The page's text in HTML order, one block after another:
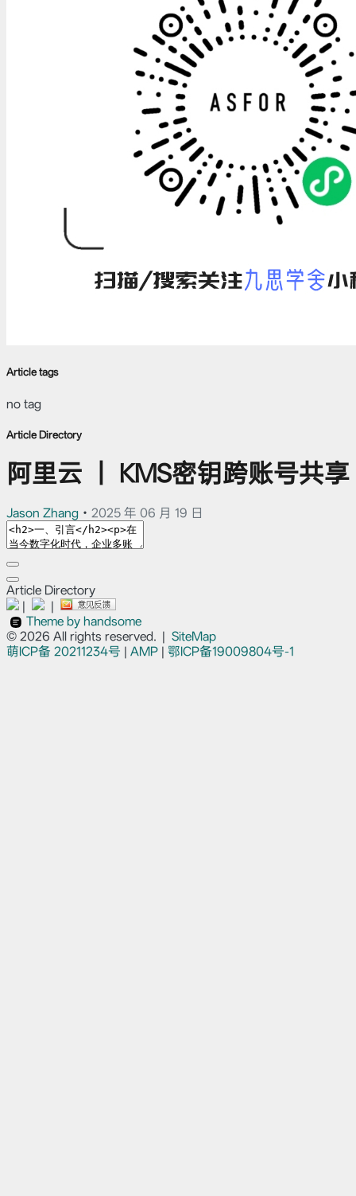
Article tags
no tag
Article Directory
阿里云 ｜ KMS密钥跨账号共享
Jason Zhang • 2025 年 06 月 19 日
Article Directory
|
|
Theme by handsome
© 2026 All rights reserved. | SiteMap
萌ICP备 20211234号 | AMP | 鄂ICP备19009804号-1